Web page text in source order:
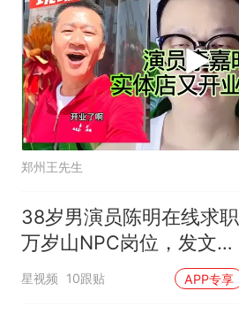
郑州王先生
38岁男演员陈明在线求职
万岁山NPC岗位，发文称
“必须放下架子”
星视频 10跟贴 APP专享